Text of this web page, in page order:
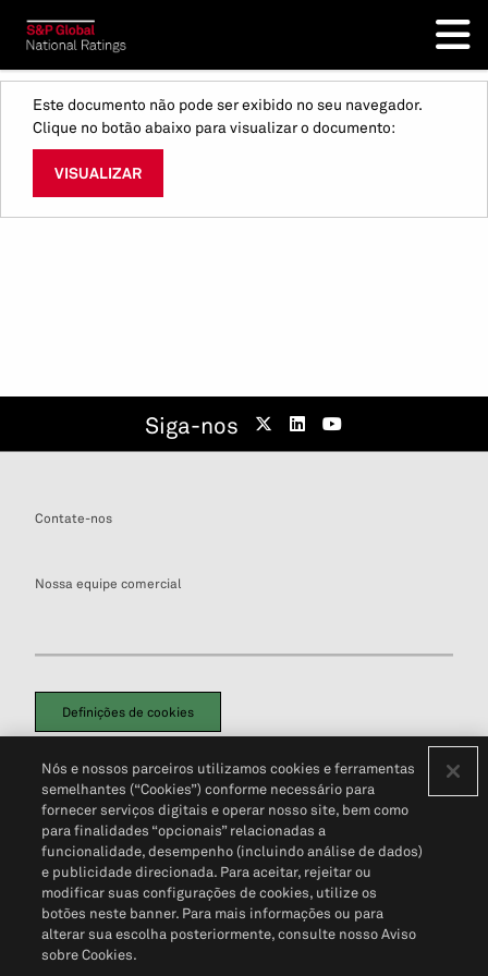
Este documento não pode ser exibido no seu navegador.
Clique no botão abaixo para visualizar o documento:
VISUALIZAR
Siga-nos
Contate-nos
Nossa equipe comercial
Definições de cookies
Política de PrivacidadePortal de privacidade do cliente (em inglês)
Não Venda Minhas Informações Pessoais© 2026 S&P Global
Nós e nossos parceiros utilizamos cookies e ferramentas
semelhantes (“Cookies”) conforme necessário para
fornecer serviços digitais e operar nosso site, bem como
para finalidades “opcionais” relacionadas a
funcionalidade, desempenho (incluindo análise de dados)
e publicidade direcionada. Para aceitar, rejeitar ou
modificar suas configurações de cookies, utilize os
botões neste banner. Para mais informações ou para
alterar sua escolha posteriormente, consulte nosso Aviso
sobre Cookies.